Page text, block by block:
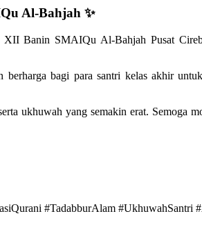
Al-Bahjah ✨
Banin SMAIQu Al-Bahjah Pusat
bagi para santri kelas akhir
ukhuwah yang semakin erat. Semoga
#TadabburAlam #UkhuwahSantri